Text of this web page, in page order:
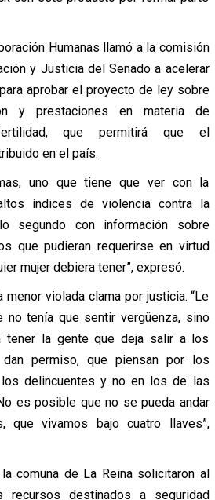
Humanas llamó a la comisión
y Justicia del Senado a acelerar
aprobar el proyecto de ley sobre
y prestaciones en materia de
que permitirá que el
en el país.
uno que tiene que ver con la
índices de violencia contra la
segundo con información sobre
que pudieran requerirse en virtud
mujer debiera tener”, expresó.
menor violada clama por justicia. “Le
no tenía que sentir vergüenza, sino
tener la gente que deja salir a los
permiso, que piensan por los
delincuentes y no en los de las
es posible que no se pueda andar
que vivamos bajo cuatro llaves”,
comuna de La Reina solicitaron al
recursos destinados a seguridad